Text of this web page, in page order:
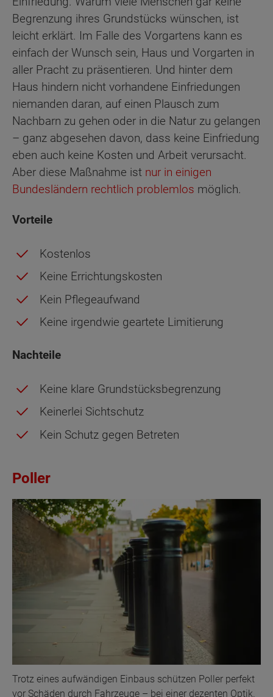
Begrenzung ihres Grundstücks wünschen, ist
leicht erklärt. Im Falle des Vorgartens kann es
einfach der Wunsch sein, Haus und Vorgarten in
aller Pracht zu präsentieren. Und hinter dem
Haus hindern nicht vorhandene Einfriedungen
niemanden daran, auf einen Plausch zum
Nachbarn zu gehen oder in die Natur zu gelangen
– ganz abgesehen davon, dass keine Einfriedung
eben auch keine Kosten und Arbeit verursacht.
Aber diese Maßnahme ist nur in einigen
Bundesländern rechtlich problemlos möglich.
Vorteile
Kostenlos
Keine Errichtungskosten
Kein Pflegeaufwand
Keine irgendwie geartete Limitierung
Nachteile
Keine klare Grundstücksbegrenzung
Keinerlei Sichtschutz
Kein Schutz gegen Betreten
Poller
Trotz eines aufwändigen Einbaus schützen Poller perfekt
vor Schäden durch Fahrzeuge – bei einer dezenten Optik.